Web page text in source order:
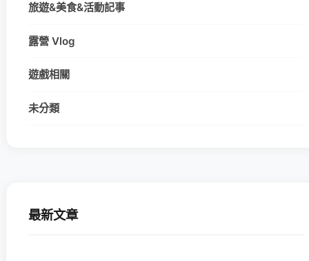
旅遊&美食&活動記事
露營 Vlog
遊戲相關
未分類
最新文章